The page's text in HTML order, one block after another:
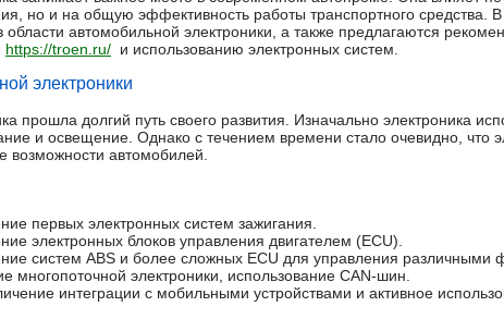
но и на общую эффективность работы транспортного средства. В
автомобильной электроники, а также предлагаются
https://troen.ru/ и использованию электронных систем.
электроники
прошла долгий путь своего развития. Изначально электроника
и освещение. Однако с течением времени стало очевидно, что
возможности автомобилей.
первых электронных систем зажигания.
электронных блоков управления двигателем (ECU).
систем ABS и более сложных ECU для управления различными
многопоточной электроники, использование CAN-шин.
интеграции с мобильными устройствами и активное